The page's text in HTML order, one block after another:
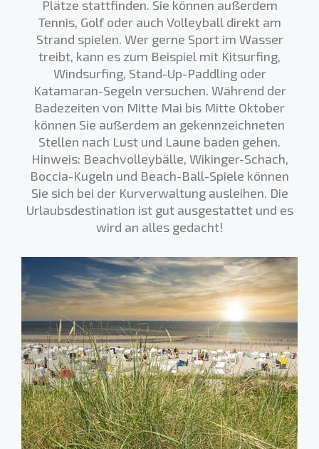
Plätze stattfinden. Sie können außerdem
Tennis, Golf oder auch Volleyball direkt am
Strand spielen. Wer gerne Sport im Wasser
treibt, kann es zum Beispiel mit Kitsurfing,
Windsurfing, Stand-Up-Paddling oder
Katamaran-Segeln versuchen. Während der
Badezeiten von Mitte Mai bis Mitte Oktober
können Sie außerdem an gekennzeichneten
Stellen nach Lust und Laune baden gehen.
Hinweis: Beachvolleybälle, Wikinger-Schach,
Boccia-Kugeln und Beach-Ball-Spiele können
Sie sich bei der Kurverwaltung ausleihen. Die
Urlaubsdestination ist gut ausgestattet und es
wird an alles gedacht!